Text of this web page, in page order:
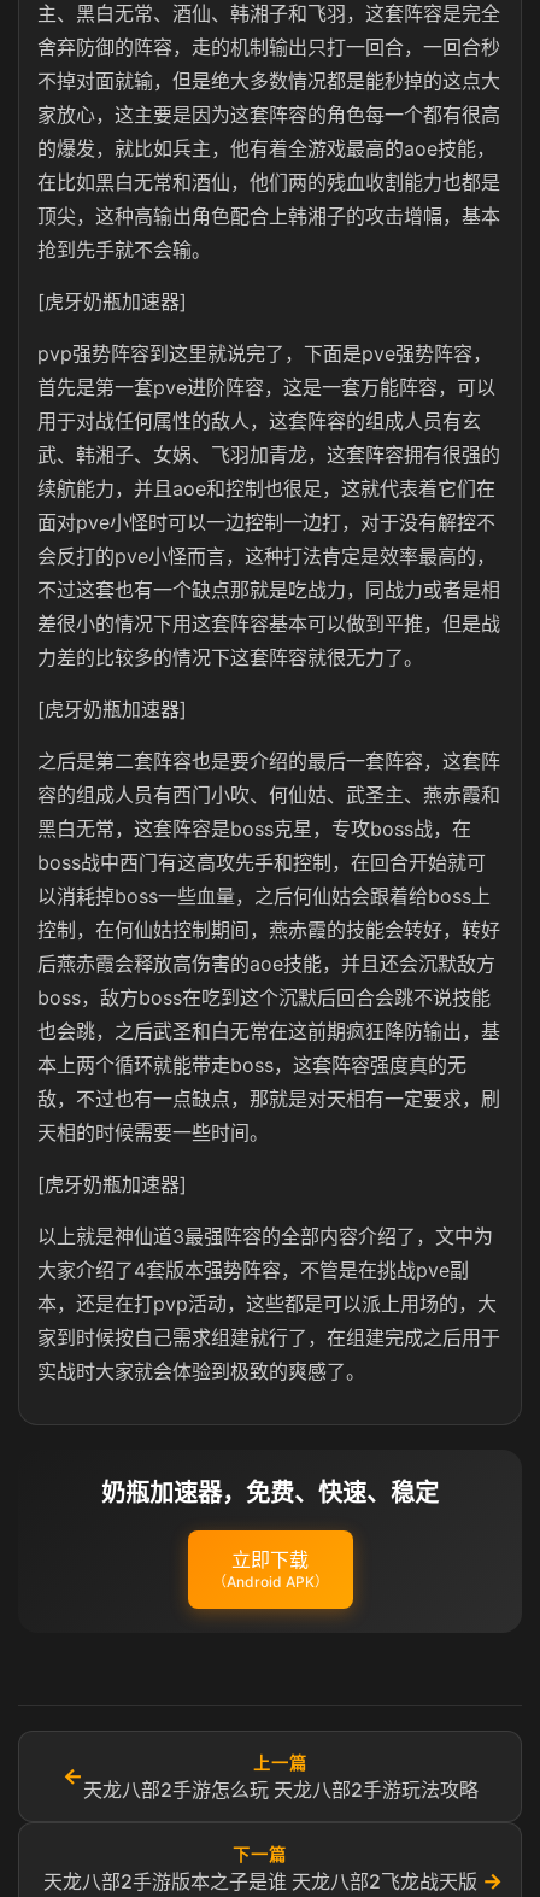
主、黑白无常、酒仙、韩湘子和飞羽，这套阵容是完全
舍弃防御的阵容，走的机制输出只打一回合，一回合秒
不掉对面就输，但是绝大多数情况都是能秒掉的这点大
家放心，这主要是因为这套阵容的角色每一个都有很高
的爆发，就比如兵主，他有着全游戏最高的aoe技能，
在比如黑白无常和酒仙，他们两的残血收割能力也都是
顶尖，这种高输出角色配合上韩湘子的攻击增幅，基本
抢到先手就不会输。
[虎牙奶瓶加速器]
pvp强势阵容到这里就说完了，下面是pve强势阵容，
首先是第一套pve进阶阵容，这是一套万能阵容，可以
用于对战任何属性的敌人，这套阵容的组成人员有玄
武、韩湘子、女娲、飞羽加青龙，这套阵容拥有很强的
续航能力，并且aoe和控制也很足，这就代表着它们在
面对pve小怪时可以一边控制一边打，对于没有解控不
会反打的pve小怪而言，这种打法肯定是效率最高的，
不过这套也有一个缺点那就是吃战力，同战力或者是相
差很小的情况下用这套阵容基本可以做到平推，但是战
力差的比较多的情况下这套阵容就很无力了。
[虎牙奶瓶加速器]
之后是第二套阵容也是要介绍的最后一套阵容，这套阵
容的组成人员有西门小吹、何仙姑、武圣主、燕赤霞和
黑白无常，这套阵容是boss克星，专攻boss战，在
boss战中西门有这高攻先手和控制，在回合开始就可
以消耗掉boss一些血量，之后何仙姑会跟着给boss上
控制，在何仙姑控制期间，燕赤霞的技能会转好，转好
后燕赤霞会释放高伤害的aoe技能，并且还会沉默敌方
boss，敌方boss在吃到这个沉默后回合会跳不说技能
也会跳，之后武圣和白无常在这前期疯狂降防输出，基
本上两个循环就能带走boss，这套阵容强度真的无
敌，不过也有一点缺点，那就是对天相有一定要求，刷
天相的时候需要一些时间。
[虎牙奶瓶加速器]
以上就是神仙道3最强阵容的全部内容介绍了，文中为
大家介绍了4套版本强势阵容，不管是在挑战pve副
本，还是在打pvp活动，这些都是可以派上用场的，大
家到时候按自己需求组建就行了，在组建完成之后用于
实战时大家就会体验到极致的爽感了。
奶瓶加速器，免费、快速、稳定
立即下载
（Android APK）
←
上一篇
天龙八部2手游怎么玩 天龙八部2手游玩法攻略
下一篇
天龙八部2手游版本之子是谁 天龙八部2飞龙战天版 →